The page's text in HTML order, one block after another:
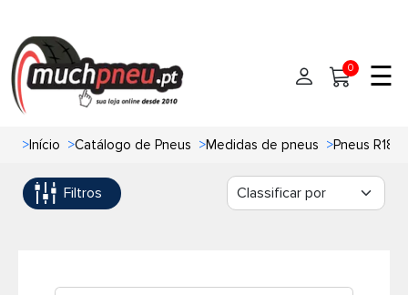
Início
Pneus
Pneus 4x4
0 ☰
>Início >Catálogo de Pneus >Medidas de pneus >Pneus R18
Filtros